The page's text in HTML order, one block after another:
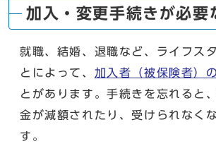
加入・変更手続きが必要
就職、結婚、退職など、ライフス
とによって、 加入者（被保険者）
とがあります。手続きを忘れると
金が減額されたり、受けられなく
す。